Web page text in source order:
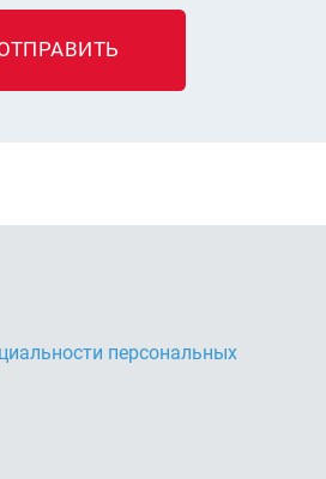
персональных